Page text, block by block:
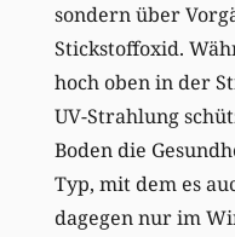
sondern über
Stickstoffoxid.
hoch oben in der
UV-Strahlung
Boden die
Typ, mit dem es
dagegen nur im